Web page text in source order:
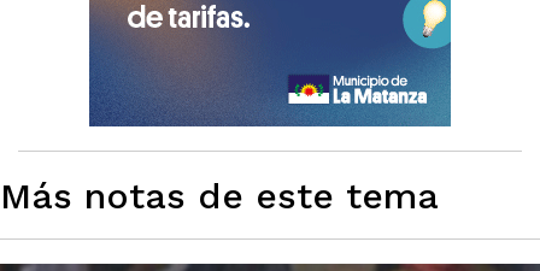
Más notas de este tema